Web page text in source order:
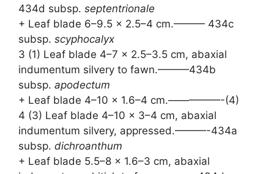
434d subsp. septentrionale
+ Leaf blade 6–9.5 × 2.5–4 cm.——— 434c
subsp. scyphocalyx
3 (1) Leaf blade 4–7 × 2.5–3.5 cm, abaxial
indumentum silvery to fawn.———434b
subsp. apodectum
+ Leaf blade 4–10 × 1.6–4 cm.—————-(4)
4 (3) Leaf blade 4–10 × 3–4 cm, abaxial
indumentum silvery, appressed.———-434a
subsp. dichroanthum
+ Leaf blade 5.5–8 × 1.6–3 cm, abaxial